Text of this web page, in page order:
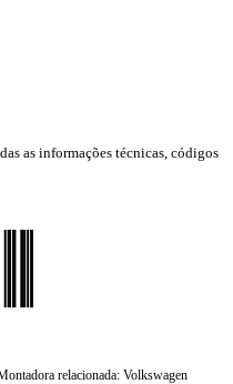
as informações técnicas, códigos
relacionada: Volkswagen